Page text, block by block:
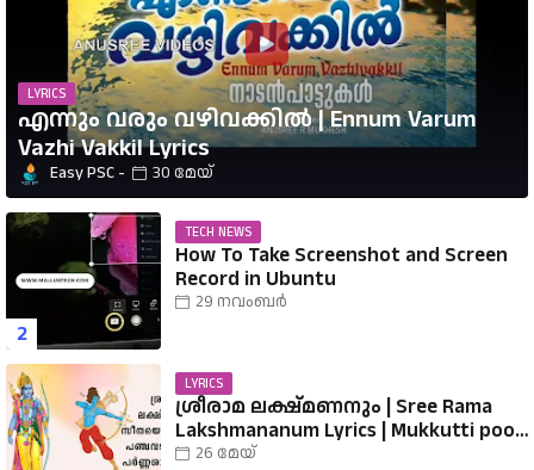
LYRICS
എന്നും വരും വഴിവക്കിൽ | Ennum Varum
Vazhi Vakkil Lyrics
Easy PSC 30 മേയ്
TECH NEWS
How To Take Screenshot and Screen
Record in Ubuntu
29 നവംബർ
LYRICS
ശ്രീരാമ ലക്ഷ്മണനും | Sree Rama
Lakshmananum Lyrics | Mukkutti poo
Album | Sreerama Song Malayalam |
26 മേയ്